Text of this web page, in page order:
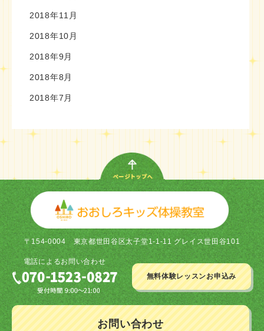
2018年11月
2018年10月
2018年9月
2018年8月
2018年7月
〒154-0004東京都世田谷区太子堂1-1-11 グレイス世田谷101
電話によるお問い合わせ
無料体験レッスンお申込み
お問い合わせ